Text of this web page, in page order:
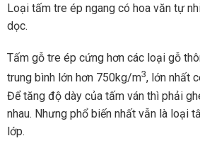
Loại tấm tre ép ngang có hoa văn tự
dọc.
Tấm gỗ tre ép cứng hơn các loại gỗ
trung bình lớn hơn 750kg/m3, lớn nhất
Để tăng độ dày của tấm ván thì phải
nhau. Nhưng phổ biến nhất vẫn là loại
lớp.